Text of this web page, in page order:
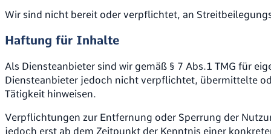
Wir sind nicht bereit oder verpflichtet, an
Haftung für Inhalte
Als Diensteanbieter sind wir gemäß § 7 Abs.1 TMG für
Diensteanbieter jedoch nicht verpflichtet, übermittelte
Tätigkeit hinweisen.
Verpflichtungen zur Entfernung oder Sperrung der
jedoch erst ab dem Zeitpunkt der Kenntnis einer